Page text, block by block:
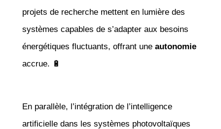
projets de recherche mettent en lumière des
systèmes capables de s’adapter aux besoins
énergétiques fluctuants, offrant une autonomie
accrue. 🔋
En parallèle, l’intégration de l’intelligence
artificielle dans les systèmes photovoltaïques